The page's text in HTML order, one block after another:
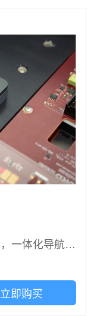
3DM-GQ7-GNSS/INS RTK兼容，一体化导航解决方案
立即购买